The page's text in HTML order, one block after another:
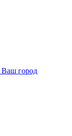
Ваш город